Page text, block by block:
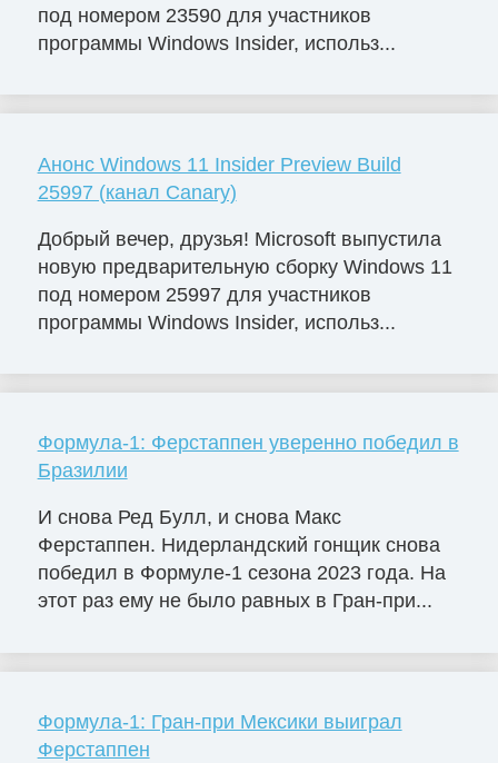
под номером 23590 для участников
программы Windows Insider, использ...
Анонс Windows 11 Insider Preview Build
25997 (канал Canary)
Добрый вечер, друзья! Microsoft выпустила
новую предварительную сборку Windows 11
под номером 25997 для участников
программы Windows Insider, использ...
Формула-1: Ферстаппен уверенно победил в
Бразилии
И снова Ред Булл, и снова Макс
Ферстаппен. Нидерландский гонщик снова
победил в Формуле-1 сезона 2023 года. На
этот раз ему не было равных в Гран-при...
Формула-1: Гран-при Мексики выиграл
Ферстаппен